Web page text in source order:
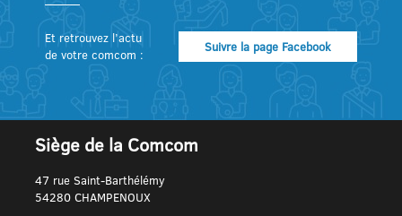
Et retrouvez l’actu
de votre comcom :
Suivre la page Facebook
Siège de la Comcom
47 rue Saint-Barthélémy
54280 CHAMPENOUX